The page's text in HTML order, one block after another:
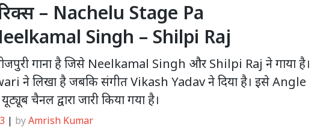
– Nachelu Stage Pa
Singh – Shilpi Raj
गाना है जिसे Neelkamal Singh और Shilpi Raj ने गाया है।
ने लिखा है जबकि संगीत Vikash Yadav ने दिया है। इसे Angle
चैनल द्वारा जारी किया गया है।
| byAmrish Kumar